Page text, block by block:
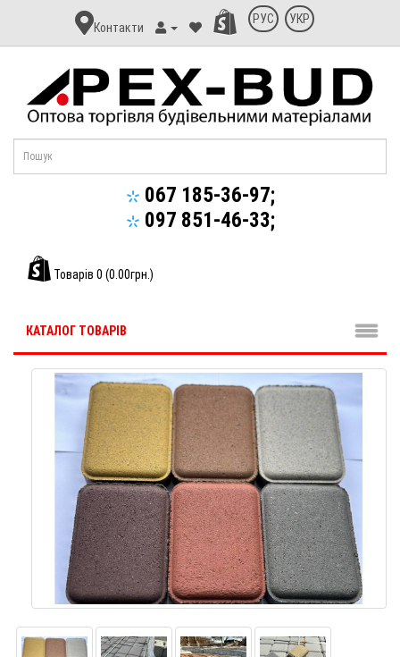
Контакт
Апекс-
Контакти
РУС УКР
067 185-36-97;
097 851-46-33;
Товарів 0 (0.00грн.)
КАТАЛОГ ТОВАРІВ